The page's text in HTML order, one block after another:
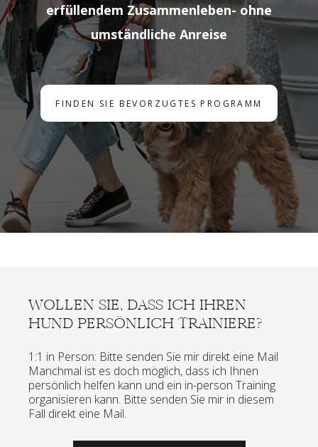
erfüllendem Zusammenleben- ohne
umständliche Anreise
FINDEN SIE BEVORZUGTES PROGRAMM
WOLLEN SIE, DASS ICH IHREN
HUND PERSÖNLICH TRAINIERE?
1:1 in Person: Bitte senden Sie mir direkt eine Mail
Manchmal ist es doch möglich, dass ich Ihnen
persönlich helfen kann und ein in-person Training
organisieren kann. Bitte senden Sie mir in diesem
Fall direkt eine Mail.